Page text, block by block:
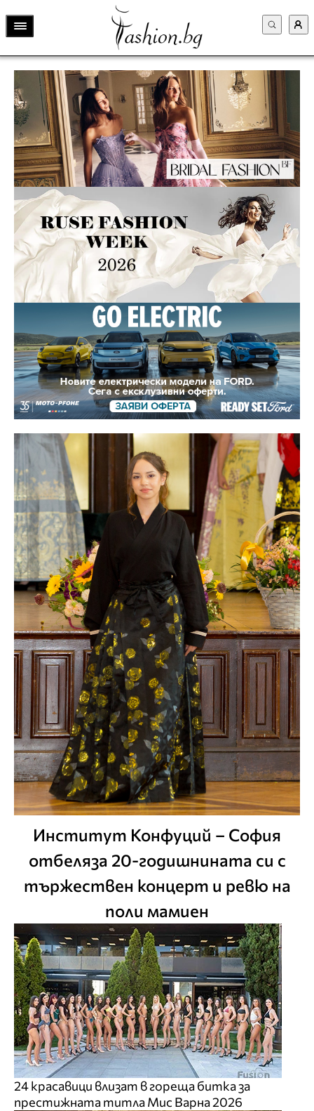
Институт Конфуций – София
отбеляза 20-годишнината си с
тържествен концерт и ревю на
поли мамиен
24 красавици влизат в гореща битка за
престижната титла Мис Варна 2026